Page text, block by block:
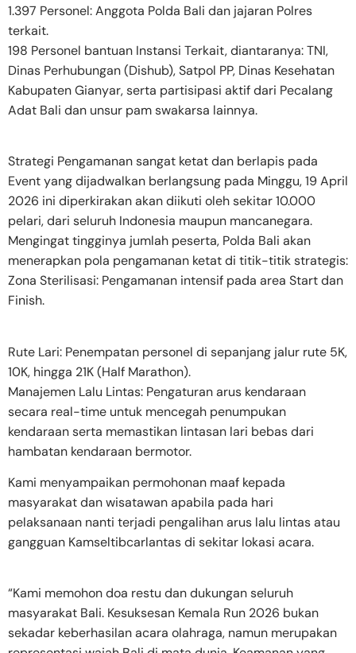
1.397 Personel: Anggota Polda Bali dan jajaran Polres
terkait.
198 Personel bantuan Instansi Terkait, diantaranya: TNI,
Dinas Perhubungan (Dishub), Satpol PP, Dinas Kesehatan
Kabupaten Gianyar, serta partisipasi aktif dari Pecalang
Adat Bali dan unsur pam swakarsa lainnya.
Strategi Pengamanan sangat ketat dan berlapis pada
Event yang dijadwalkan berlangsung pada Minggu, 19 April
2026 ini diperkirakan akan diikuti oleh sekitar 10.000
pelari, dari seluruh Indonesia maupun mancanegara.
Mengingat tingginya jumlah peserta, Polda Bali akan
menerapkan pola pengamanan ketat di titik-titik strategis:
Zona Sterilisasi: Pengamanan intensif pada area Start dan
Finish.
Rute Lari: Penempatan personel di sepanjang jalur rute 5K,
10K, hingga 21K (Half Marathon).
Manajemen Lalu Lintas: Pengaturan arus kendaraan
secara real-time untuk mencegah penumpukan
kendaraan serta memastikan lintasan lari bebas dari
hambatan kendaraan bermotor.
Kami menyampaikan permohonan maaf kepada
masyarakat dan wisatawan apabila pada hari
pelaksanaan nanti terjadi pengalihan arus lalu lintas atau
gangguan Kamseltibcarlantas di sekitar lokasi acara.
“Kami memohon doa restu dan dukungan seluruh
masyarakat Bali. Kesuksesan Kemala Run 2026 bukan
sekadar keberhasilan acara olahraga, namun merupakan